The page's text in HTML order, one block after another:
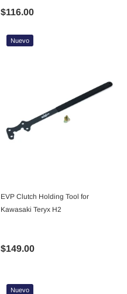
$116.00
Nuevo
EVP Clutch Holding Tool for
Kawasaki Teryx H2
$149.00
Nuevo